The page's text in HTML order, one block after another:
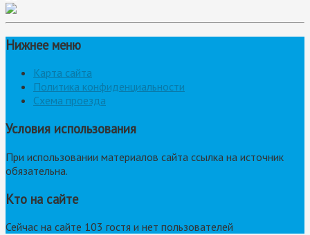
Нижнее меню
Карта сайта
Политика конфиденциальности
Схема проезда
Условия использования
При использовании материалов сайта ссылка на источник
обязательна.
Кто на сайте
Сейчас на сайте 103 гостя и нет пользователей